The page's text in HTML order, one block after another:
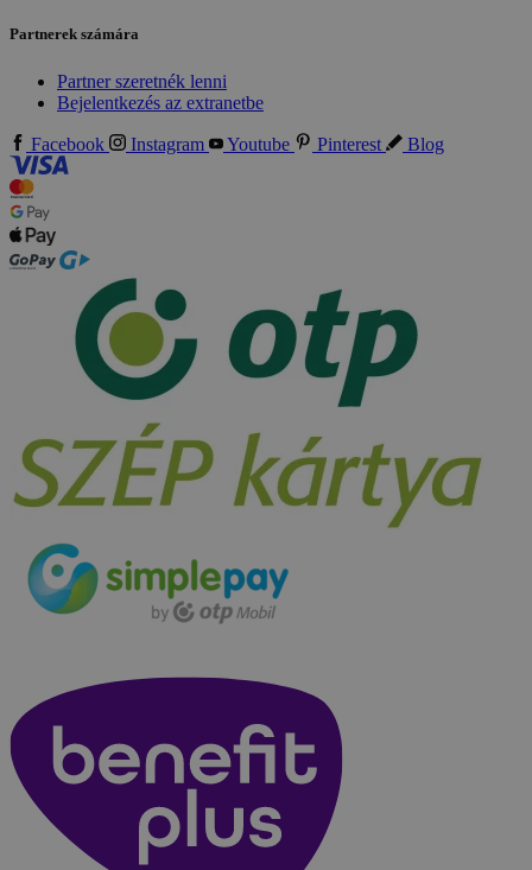
Partnerek számára
Partner szeretnék lenni
Bejelentkezés az extranetbe
Facebook Instagram Youtube Pinterest Blog